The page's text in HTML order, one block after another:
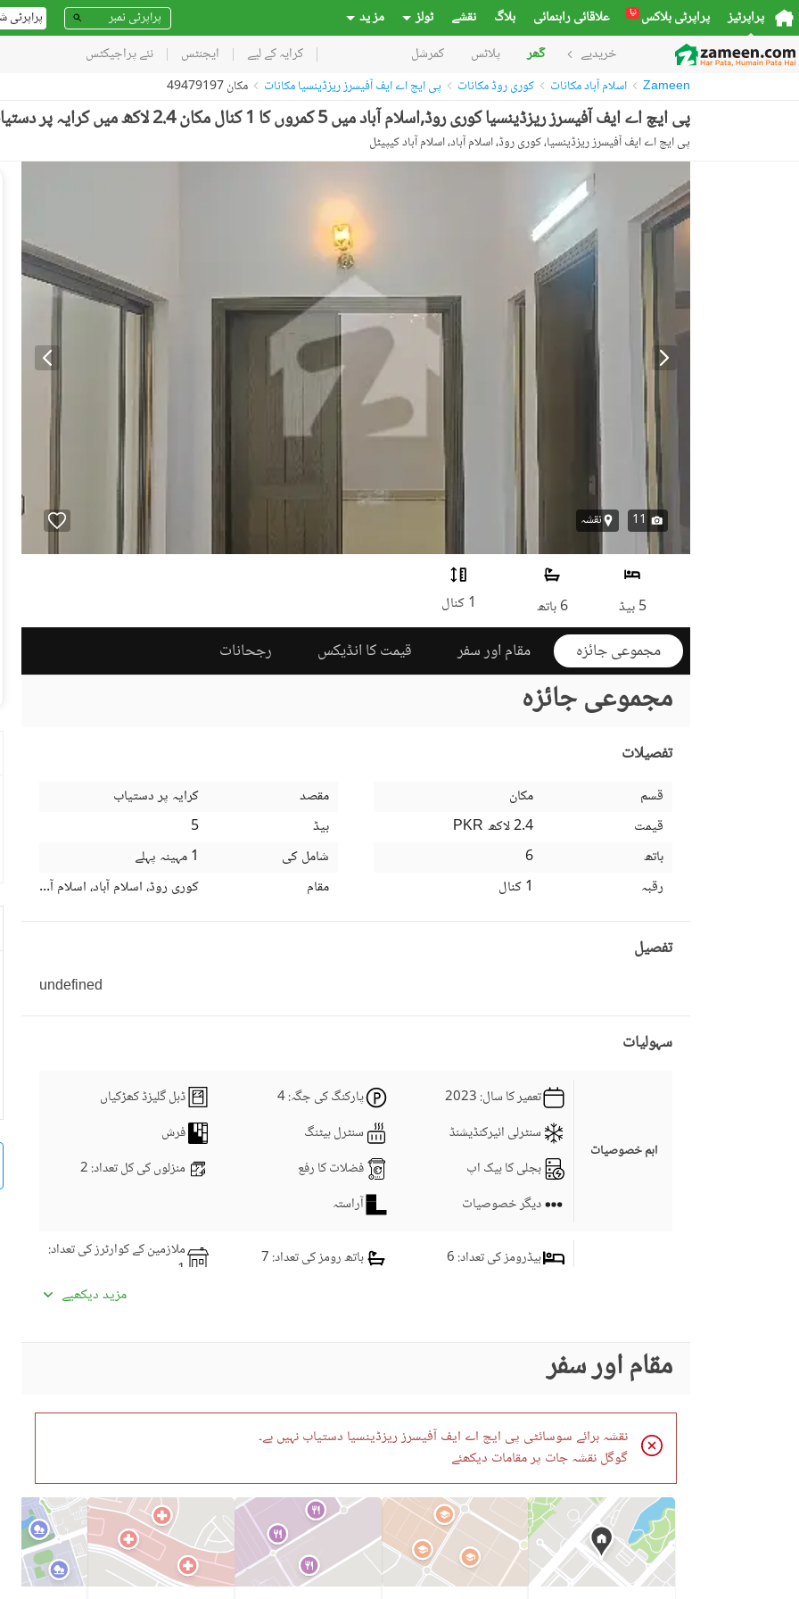
پراپرٹیز پراپرٹی بلاکس نیا علاقائی راہنمائی بلاگ نقشے ٹولز مز ید پراپرٹی
خریدیے گھر پلاٹس کمرشل کرایہ کے لیے ایجنٹس نئے پراجیکٹس
Zameen اسلام آباد مکانات کوری روڈ مکانات پی ایچ اے ایف آفیسرز ریزڈینسیا مکانات مکان 49479197
پی ایچ اے ایف آفیسرز ریزڈینسیا کوری روڈ,اسلام آباد میں 5 کمروں کا 1 کنال مکان 2.4 لاکھ میں کرایہ پر دستیاب ہے۔
پی ایچ اے ایف آفیسرز ریزڈینسیا، کوری روڈ، اسلام آباد، اسلام آباد کیپیٹل
11 نقشہ
5 بیڈ 6 باتھ 1 کنال
مجموعی جائزہ مقام اور سفر قیمت کا انڈیکس رجحانات
مجموعی جائزہ
تفصیلات
قسم
مکان
قیمت
PKR
2.4 لاکھ
باتھ
6
رقبہ
1 کنال
مقصد
کرایہ پر دستیاب
بیڈ
5
شامل کی
1 مہینہ پہلے
مقام
کوری روڈ، اسلام آباد، اسلام آباد
تفصیل
undefined
سہولیات
اہم خصوصیات
تعمیر کا سال: 2023 پارکنگ کی جگہ: 4
ڈبل گلیزڈ کھڑکیاں
سنٹرلی ائیرکنڈیشنڈ
سنٹرل ہیٹنگ
فرش
بجلی کا بیک اپ
فضلات کا رفع منزلوں کی کل تعداد: 2
دیگر خصوصیات
آراستہ
بیڈرومز کی تعداد: 6 باتھ رومز کی تعداد: 7 ملازمین کے کوارٹرز کی تعداد:
1
کچنز کی تعداد: 2
کاروبار اور مواصلات
برانڈ بینڈ انٹرنیٹ تک رسائی
دیگر کاروباری اور مواصلات
کی سہولیات
کمیونٹی لان یا گارڈن کمیونٹی سوئمنگ پول
کمیونٹی جم
فرسٹ ایڈ یا میڈیکل سنٹر
ڈے کیئر سینٹر
بچوں کے کھیلنے کا حصہ
مزید دیکھیے
مقام اور سفر
نقشہ برائے سوسائٹی پی ایچ اے ایف آفیسرز ریزڈینسیا دستیاب نہیں ہے۔
گوگل نقشہ جات پر مقامات دیکھئے